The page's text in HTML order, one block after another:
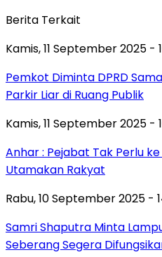
Berita Terkait
Kamis, 11 September 2025 -
Pemkot Diminta DPRD
Parkir Liar di Ruang Publik
Kamis, 11 September 2025 -
Anhar : Pejabat Tak Perlu
Utamakan Rakyat
Rabu, 10 September 2025 -
Samri Shaputra Minta
Seberang Segera